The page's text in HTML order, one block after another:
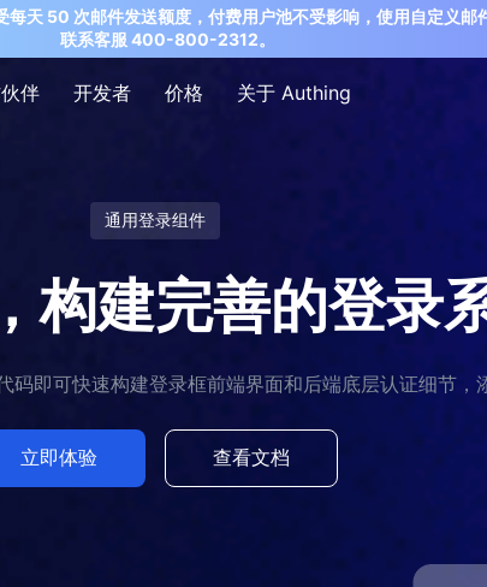
天 50 次邮件发送额度，付费用户池不受影响，使用自定义邮
联系客服 400-800-2312。
伴 开发者 价格 关于 Authing
通用登录组件
构建完善的登录
即可快速构建登录框前端界面和后端底层认证细节，
立即体验 查看文档